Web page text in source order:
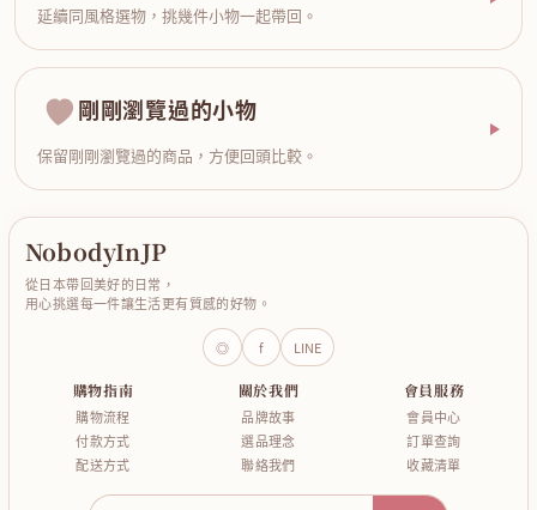
延續同風格選物，挑幾件小物一起帶回。
剛剛瀏覽過的小物
保留剛剛瀏覽過的商品，方便回頭比較。
NobodyInJP
從日本帶回美好的日常，
用心挑選每一件讓生活更有質感的好物。
◎ f LINE
購物指南
購物流程
付款方式
配送方式
關於我們
品牌故事
選品理念
聯絡我們
會員服務
會員中心
訂單查詢
收藏清單